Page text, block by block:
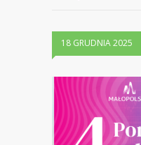
18 GRUDNIA 2025